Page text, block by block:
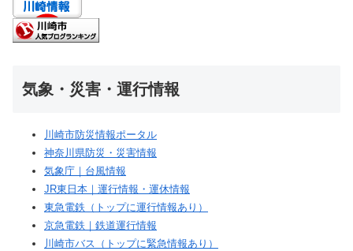
気象・災害・運行情報
川崎市防災情報ポータル
神奈川県防災・災害情報
気象庁｜台風情報
JR東日本｜運行情報・運休情報
東急電鉄（トップに運行情報あり）
京急電鉄｜鉄道運行情報
川崎市バス（トップに緊急情報あり）